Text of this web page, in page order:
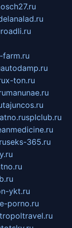
roadli.ru
farm.ru
autodamp.ru
x-ton.ru
manunae.ru
tajuncos.ru
splclub.ru
seks-365.ru
ykt.ru
porno.ru